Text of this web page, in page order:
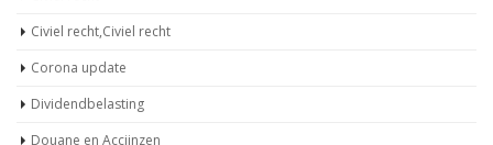
Civiel recht,Civiel recht
Corona update
Dividendbelasting
Douane en Accijnzen